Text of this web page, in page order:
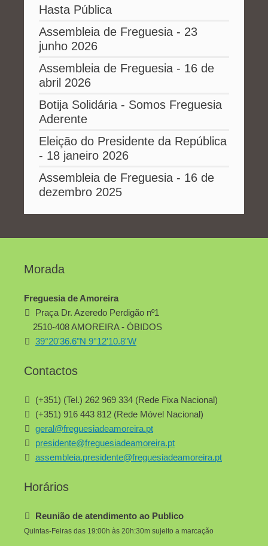
Hasta Pública
Assembleia de Freguesia - 23
junho 2026
Assembleia de Freguesia - 16 de
abril 2026
Botija Solidária - Somos Freguesia
Aderente
Eleição do Presidente da República
- 18 janeiro 2026
Assembleia de Freguesia - 16 de
dezembro 2025
Morada
Freguesia de Amoreira
Praça Dr. Azeredo Perdigão nº1
2510-408 AMOREIRA - ÓBIDOS
39°20'36.6"N 9°12'10.8"W
Contactos
(+351) (Tel.) 262 969 334 (Rede Fixa Nacional)
(+351) 916 443 812 (Rede Móvel Nacional)
geral@freguesiadeamoreira.pt
presidente@freguesiadeamoreira.pt
assembleia.presidente@freguesiadeamoreira.pt
Horários
Reunião de atendimento ao Publico
Quintas-Feiras das 19:00h às 20h:30m sujeito a marcação